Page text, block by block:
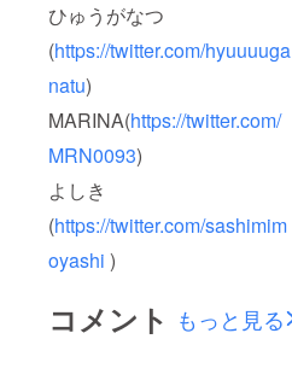
ひゅうがなつ
(https://twitter.com/hyuuuuga
natu)
MARINA(https://twitter.com/
MRN0093)
よしき
(https://twitter.com/sashimim
oyashi )
コメント もっと見る